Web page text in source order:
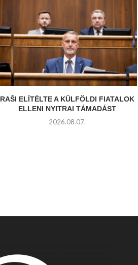
RAŠI ELÍTÉLTE A KÜLFÖLDI FIATALOK
ELLENI NYITRAI TÁMADÁST
2026.08.07.